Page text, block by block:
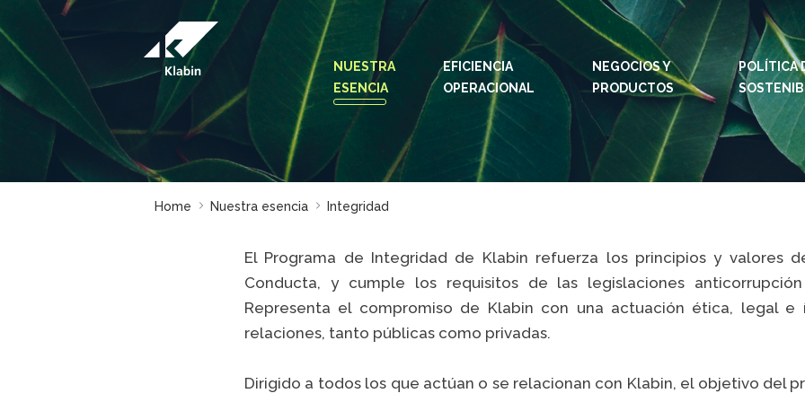
Saltar al contenido principal
NUESTRA
ESENCIA
EFICIENCIA
OPERACIONAL
NEGOCIOS Y
PRODUCTOS
POLÍTICA
IDIOMAS: EN
SITIOS DE KLABIN
Relações com
investidor
Plante com a
Klabin
Parada general
Home Nuestra esencia Integridad
El Programa de Integridad de Klabin refuerza los principios y valores
Conducta, y cumple los requisitos de las legislaciones
Representa el compromiso de Klabin con una actuación ética, legal e
relaciones, tanto públicas como privadas.
Dirigido a todos los que actúan o se relacionan con Klabin, el objetivo del